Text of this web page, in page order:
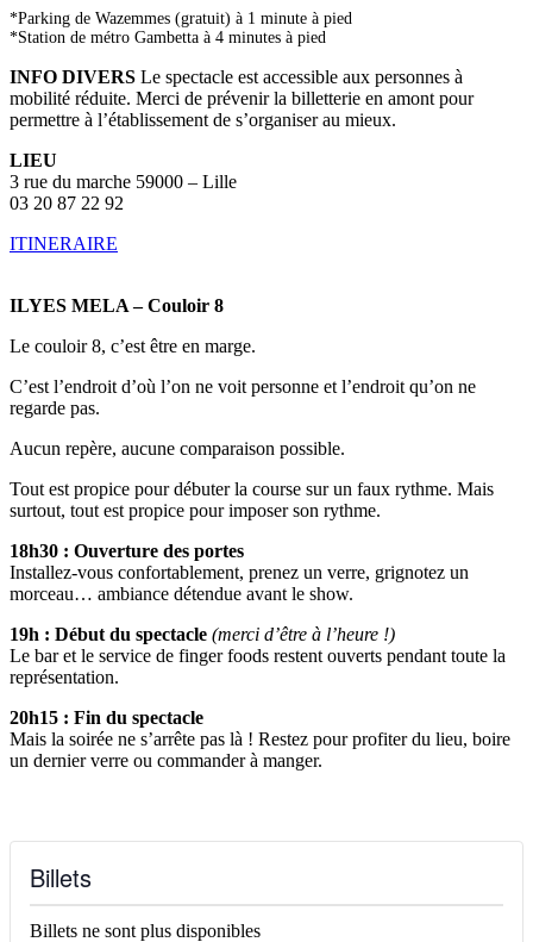
*Parking de Wazemmes (gratuit) à 1 minute à pied
*Station de métro Gambetta à 4 minutes à pied
INFO DIVERS Le spectacle est accessible aux personnes à
mobilité réduite. Merci de prévenir la billetterie en amont pour
permettre à l’établissement de s’organiser au mieux.
LIEU
3 rue du marche 59000 – Lille
03 20 87 22 92
ITINERAIRE
ILYES MELA – Couloir 8
Le couloir 8, c’est être en marge.
C’est l’endroit d’où l’on ne voit personne et l’endroit qu’on ne
regarde pas.
Aucun repère, aucune comparaison possible.
Tout est propice pour débuter la course sur un faux rythme. Mais
surtout, tout est propice pour imposer son rythme.
18h30 : Ouverture des portes
Installez-vous confortablement, prenez un verre, grignotez un
morceau… ambiance détendue avant le show.
19h : Début du spectacle (merci d’être à l’heure !)
Le bar et le service de finger foods restent ouverts pendant toute la
représentation.
20h15 : Fin du spectacle
Mais la soirée ne s’arrête pas là ! Restez pour profiter du lieu, boire
un dernier verre ou commander à manger.
Billets
Billets ne sont plus disponibles